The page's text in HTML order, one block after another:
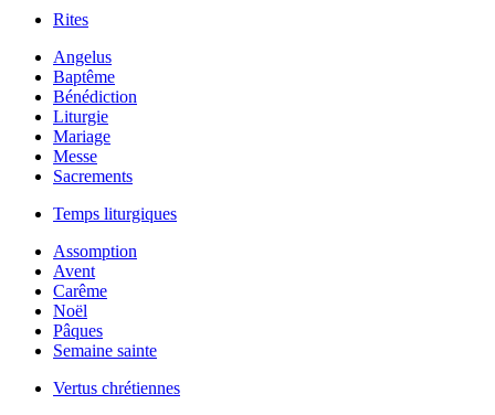
Rites
Angelus
Baptême
Bénédiction
Liturgie
Mariage
Messe
Sacrements
Temps liturgiques
Assomption
Avent
Carême
Noël
Pâques
Semaine sainte
Vertus chrétiennes